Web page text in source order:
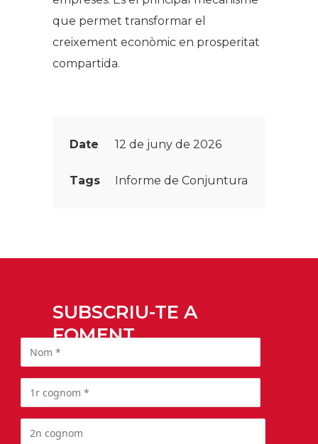
que permet transformar el
creixement econòmic en prosperitat
compartida.
Date 12 de juny de 2026
Tags Informe de Conjuntura
SUBSCRIU-TE A
FOMENT